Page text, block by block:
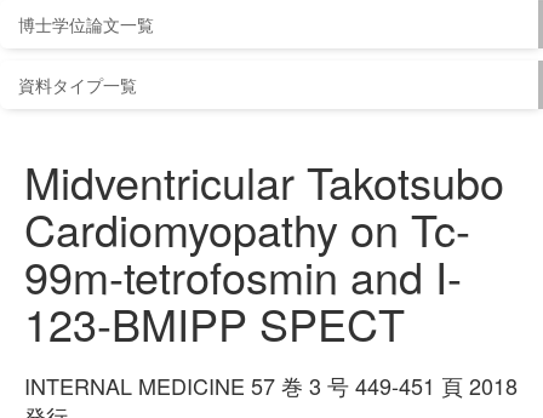
博士学位論文一覧
資料タイプ一覧
Midventricular Takotsubo
Cardiomyopathy on Tc-
99m-tetrofosmin and I-
123-BMIPP SPECT
INTERNAL MEDICINE 57 巻 3 号 449-451 頁 2018